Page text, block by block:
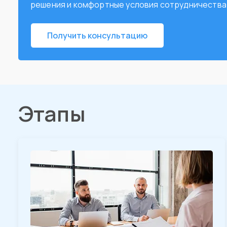
решения и комфортные условия
Получить консультацию
Этапы